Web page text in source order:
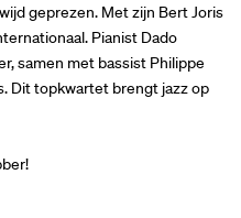
geprezen. Met zijn Bert Joris
Pianist Dado
samen met bassist Philippe
Dit topkwartet brengt jazz op